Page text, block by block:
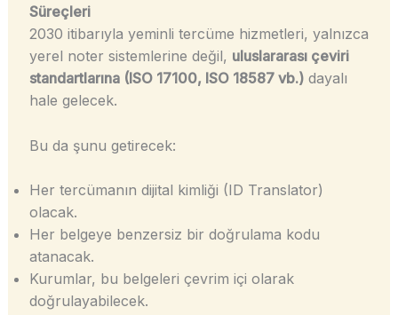
Süreçleri
2030 itibarıyla yeminli tercüme hizmetleri, yalnızca
yerel noter sistemlerine değil, uluslararası çeviri
standartlarına (ISO 17100, ISO 18587 vb.)dayalı
hale gelecek.
Bu da şunu getirecek:
Her tercümanın dijital kimliği (ID Translator)
olacak.
Her belgeye benzersiz bir doğrulama kodu
atanacak.
Kurumlar, bu belgeleri çevrim içi olarak
doğrulayabilecek.